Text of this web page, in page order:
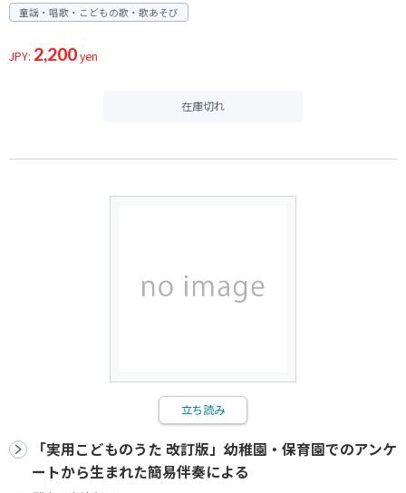
童謡・唱歌・こどもの歌・歌あそび
JPY: 2,200yen
在庫切れ
立ち読み
「実用こどものうた 改訂版」幼稚園・保育園でのアンケ
ートから生まれた簡易伴奏による